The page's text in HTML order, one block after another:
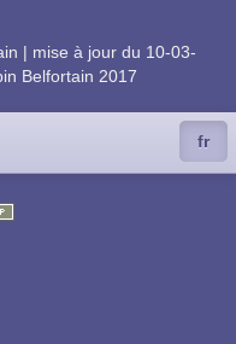
| mise à jour du 10-03-
Belfortain 2017
fr